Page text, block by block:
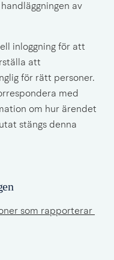
av
inloggning för att
att
för rätt personer.
med
om hur ärendet
stängs denna
som rapporterar